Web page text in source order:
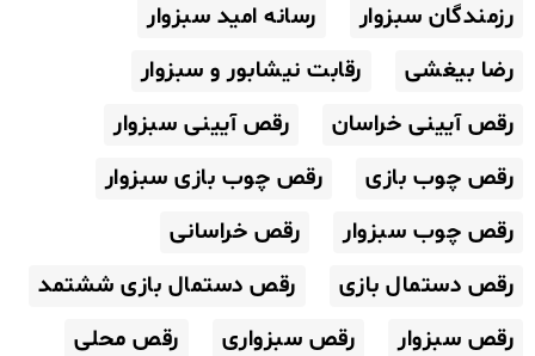
رزمندگان سبزوار
رسانه امید سبزوار
رضا بیغشی
رقابت نیشابور و سبزوار
رقص آیینی خراسان
رقص آیینی سبزوار
رقص چوب بازی
رقص چوب بازی سبزوار
رقص چوب سبزوار
رقص خراسانی
رقص دستمال بازی
رقص دستمال بازی ششتمد
رقص سبزوار
رقص سبزواری
رقص محلی